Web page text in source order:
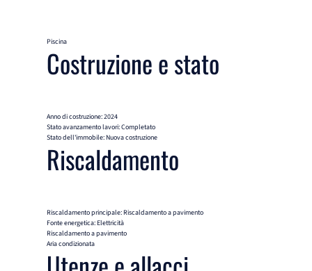
Piscina
Costruzione e stato
Anno di costruzione: 2024
Stato avanzamento lavori: Completato
Stato dell'immobile: Nuova costruzione
Riscaldamento
Riscaldamento principale: Riscaldamento a pavimento
Fonte energetica: Elettricità
Riscaldamento a pavimento
Aria condizionata